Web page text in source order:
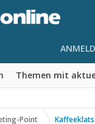
Themen mit
Point